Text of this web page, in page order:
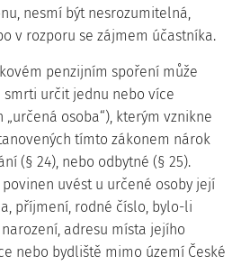
nesmí být nesrozumitelná,
v rozporu se zájmem účastníka.
penzijním spoření může
určit jednu nebo více
osoba“), kterým vznikne
tímto zákonem nárok
(§ 24), nebo odbytné (§ 25).
uvést u určené osoby její
příjmení, rodné číslo, bylo-li
adresu místa jejího
nebo bydliště mimo území České